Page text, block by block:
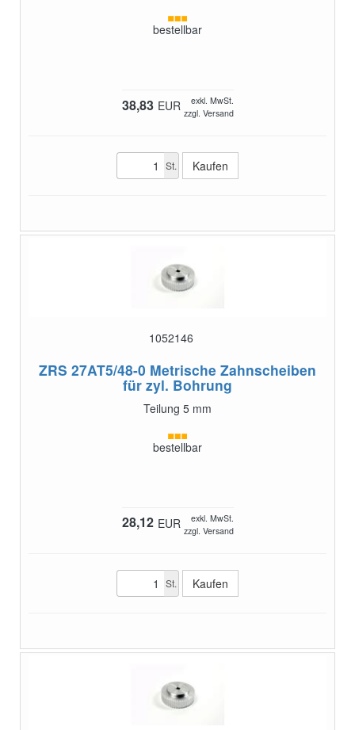
bestellbar
38,83 EUR
exkl. MwSt.
zzgl. Versand
St.
1052146
ZRS 27AT5/48-0 Metrische Zahnscheiben
für zyl. Bohrung
Teilung 5 mm
bestellbar
28,12 EUR
exkl. MwSt.
zzgl. Versand
St.